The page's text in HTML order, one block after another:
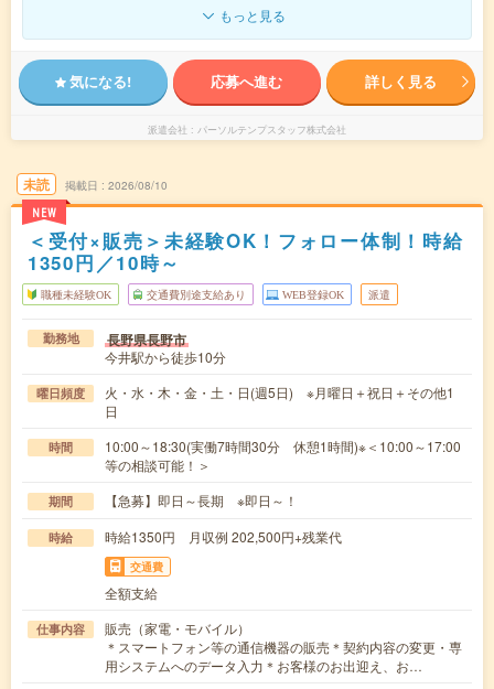
もっと見る
気になる! 応募へ進む 詳しく見る
派遣会社 パーソルテンプスタッフ株式会社
未読
NEW
掲載日 2026/08/10
＜受付×販売＞未経験OK！フォロー体制！時給
1350円／10時～
職種未経験OK 交通費別途支給あり WEB登録OK 派遣
勤務地 長野県長野市
今井駅から徒歩10分
曜日頻度
火・水・木・金・土・日(週5日) ※月曜日＋祝日＋その他1
日
時間
10:00～18:30(実働7時間30分 休憩1時間)※＜10:00～17:00
等の相談可能！＞
期間 【急募】即日～長期 ※即日～！
時給 時給1350円 月収例 202,500円+残業代
交通費
全額支給
仕事内容
販売（家電・モバイル）
＊スマートフォン等の通信機器の販売＊契約内容の変更・専
用システムへのデータ入力＊お客様のお出迎え、お…